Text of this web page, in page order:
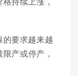
要求越来越
产或停产，